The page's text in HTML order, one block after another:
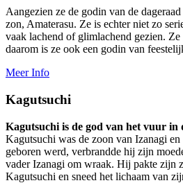
Aangezien ze de godin van de
zon, Amaterasu. Ze is echter niet zo
vaak lachend of glimlachend gezien.
daarom is ze ook een godin van
Meer Info
Kagutsuchi
Kagutsuchi is de god van het vuur in
Kagutsuchi was de zoon van Izanagi
geboren werd, verbrandde hij zijn
vader Izanagi om wraak. Hij pakte zijn
Kagutsuchi en sneed het lichaam van